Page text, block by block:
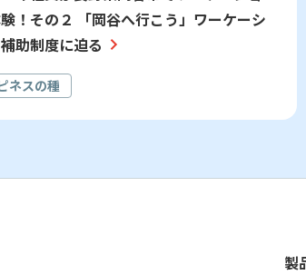
！その２ 「岡谷へ行こう」ワーケーシ
助制度に迫る
ネスの種
製